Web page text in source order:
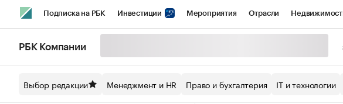
Подписка на РБК Инвестиции Мероприятия Отрасли
Спецпроекты СПб Конференции СПб Спецпроекты
РБК Компании
Выбор редакции Менеджмент и HR Право и бухгалтерия IT и технологии